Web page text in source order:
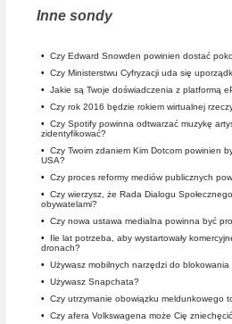
Inne sondy
• Czy Edward Snowden powinien dostać
• Czy Ministerstwu Cyfryzacji uda się
• Jakie są Twoje doświadczenia z platformą
• Czy rok 2016 będzie rokiem wirtualnej
• Czy Spotify powinna odtwarzać muzykę
zidentyfikować?
• Czy Twoim zdaniem Kim Dotcom powinien
USA?
• Czy proces reformy mediów publicznych
• Czy wierzysz, że Rada Dialogu
obywatelami?
• Czy nowa ustawa medialna powinna być
• Ile lat potrzeba, aby wystartowały
dronach?
• Używasz mobilnych narzędzi do blokowania
• Używasz Snapchata?
• Czy utrzymanie obowiązku meldunkowego
• Czy afera Volkswagena może Cię